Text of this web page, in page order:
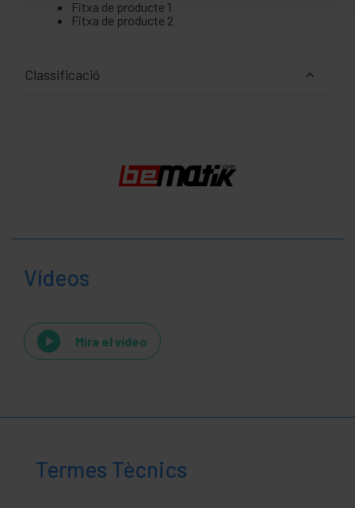
Fitxa de producte 1
Fitxa de producte 2
Classificació
Vídeos
Mira el vídeo
Termes Tècnics